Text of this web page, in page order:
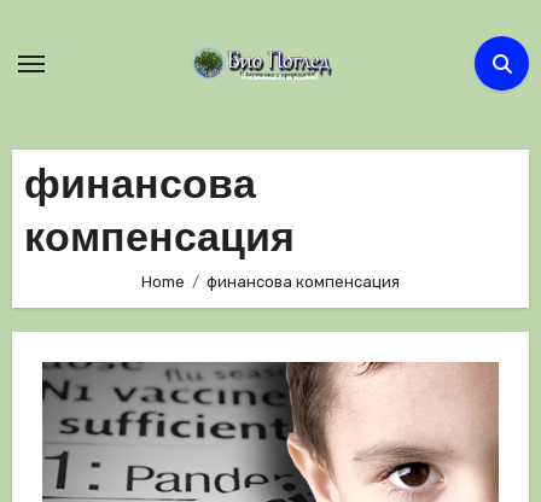
финансова
компенсация
Home финансова компенсация